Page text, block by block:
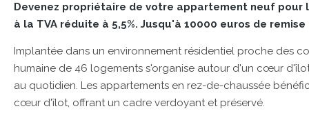
Devenez propriétaire de votre appartement neuf pour
à la TVA réduite à 5,5%. Jusqu'à 10000 euros de
Implantée dans un environnement résidentiel proche des
humaine de 46 logements s'organise autour d'un cœur
au quotidien. Les appartements en rez-de-chaussée
cœur d'îlot, offrant un cadre verdoyant et préservé.